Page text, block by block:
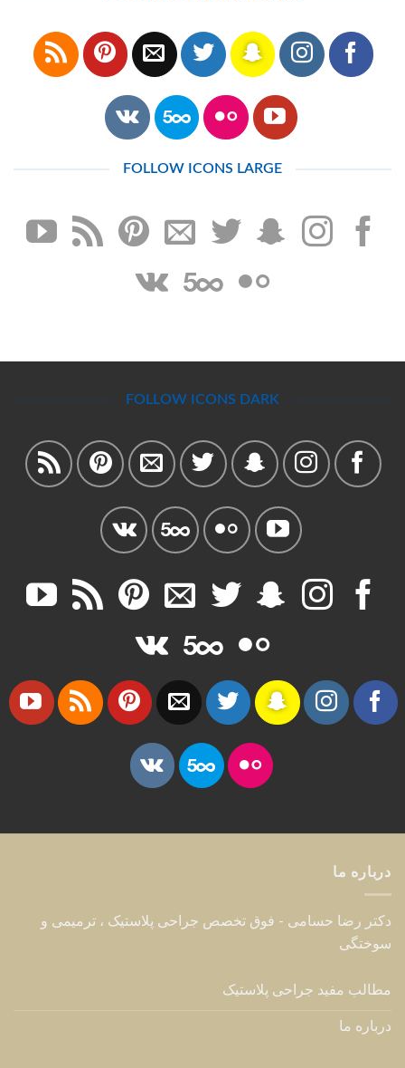
FOLLOW ICONS LARGE
FOLLOW ICONS DARK
درباره ما
دکتر رضا حسامی - فوق تخصص جراحی پلاستیک ، ترمیمی و
سوختگی
مطالب مفید جراحی پلاستیک
درباره ما